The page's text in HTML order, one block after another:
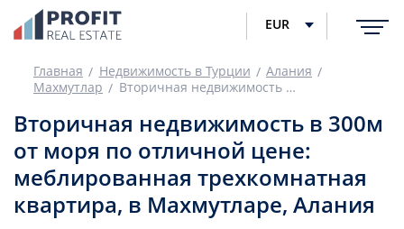
EUR
Главная Недвижимость в Турции
Алания
Махмутлар
Вторичная недвижимость в 300м от моря по отличной цене: меблированная трехкомнатная квартира, в Махмутларе, Алания
Вторичная недвижимость в 300м
от моря по отличной цене:
меблированная трехкомнатная
квартира, в Махмутларе, Алания